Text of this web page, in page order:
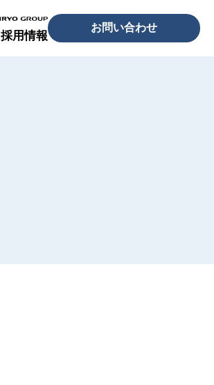
SHINRYO
GROUP
採用情報
お問い合わせ